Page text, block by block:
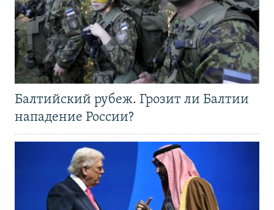
Балтийский рубеж. Грозит ли Балтии
нападение России?